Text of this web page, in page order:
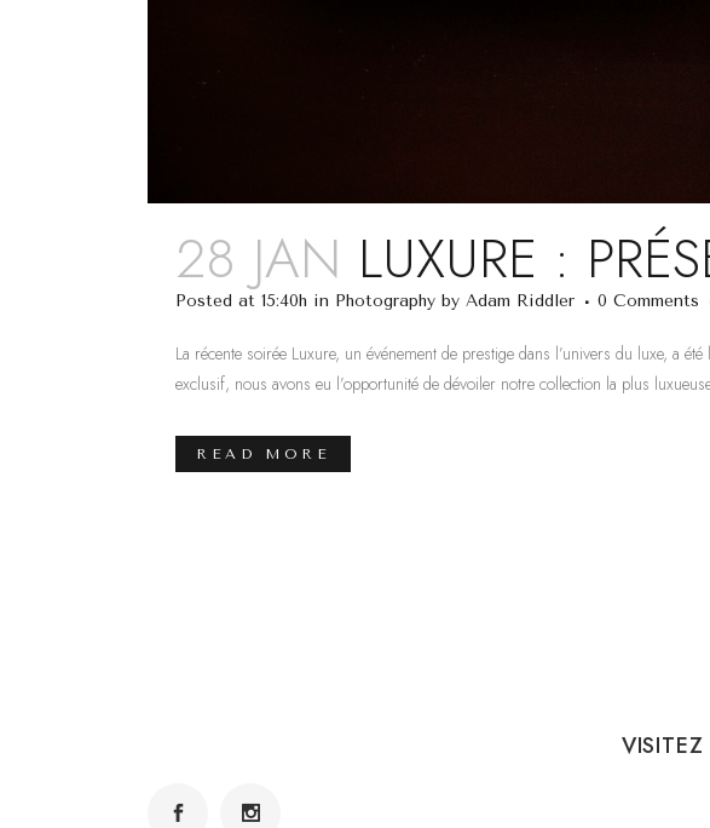
28 JAN LUXURE :
Posted at 15:40h in Photography by Adam Riddler 0 Comments
La récente soirée Luxure, un événement de prestige dans l’univers du luxe, a
exclusif, nous avons eu l’opportunité de dévoiler notre collection la plus
READ MORE